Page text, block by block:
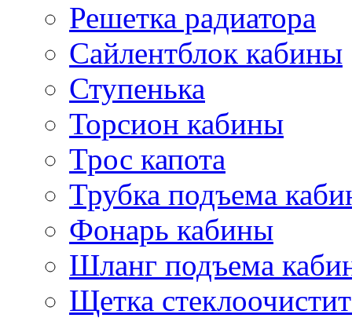
Решетка радиатора
Сайлентблок кабины
Ступенька
Торсион кабины
Трос капота
Трубка подъема
Фонарь кабины
Шланг подъема
Щетка